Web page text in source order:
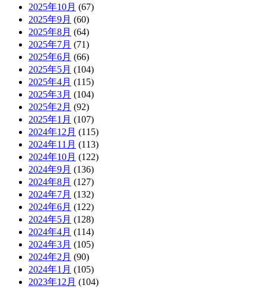
2025年10月 (67)
2025年9月 (60)
2025年8月 (64)
2025年7月 (71)
2025年6月 (66)
2025年5月 (104)
2025年4月 (115)
2025年3月 (104)
2025年2月 (92)
2025年1月 (107)
2024年12月 (115)
2024年11月 (113)
2024年10月 (122)
2024年9月 (136)
2024年8月 (127)
2024年7月 (132)
2024年6月 (122)
2024年5月 (128)
2024年4月 (114)
2024年3月 (105)
2024年2月 (90)
2024年1月 (105)
2023年12月 (104)